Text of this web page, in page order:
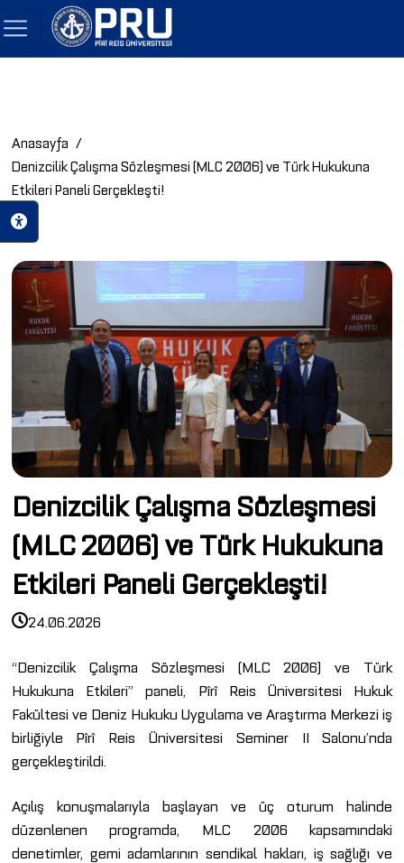
Anasayfa
Denizcilik Çalışma Sözleşmesi (MLC 2006) ve Türk Hukukuna
Etkileri Paneli Gerçekleşti!
Denizcilik Çalışma Sözleşmesi
(MLC 2006) ve Türk Hukukuna
Etkileri Paneli Gerçekleşti!
24.06.2026
“Denizcilik Çalışma Sözleşmesi (MLC 2006) ve Türk
Hukukuna Etkileri” paneli, Pîrî Reis Üniversitesi Hukuk
Fakültesi ve Deniz Hukuku Uygulama ve Araştırma Merkezi iş
birliğiyle Pîrî Reis Üniversitesi Seminer II Salonu’nda
gerçekleştirildi.
Açılış konuşmalarıyla başlayan ve üç oturum halinde
düzenlenen programda, MLC 2006 kapsamındaki
denetimler, gemi adamlarının sendikal hakları, iş sağlığı ve